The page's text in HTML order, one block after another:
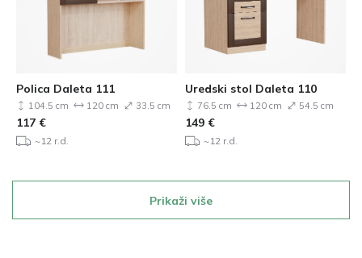
Polica Daleta 111
104.5 cm 120 cm 33.5 cm
117 €
~12 r.d.
Uredski stol Daleta 110
76.5 cm 120 cm 54.5 cm
149 €
~12 r.d.
Prikaži više